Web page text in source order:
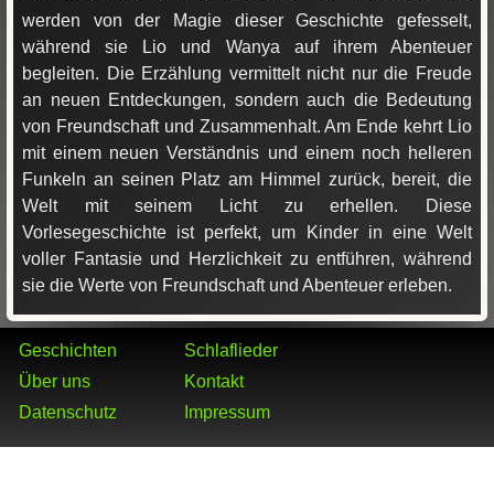
werden von der Magie dieser Geschichte gefesselt,
während sie Lio und Wanya auf ihrem Abenteuer
begleiten. Die Erzählung vermittelt nicht nur die Freude
an neuen Entdeckungen, sondern auch die Bedeutung
von Freundschaft und Zusammenhalt. Am Ende kehrt Lio
mit einem neuen Verständnis und einem noch helleren
Funkeln an seinen Platz am Himmel zurück, bereit, die
Welt mit seinem Licht zu erhellen. Diese
Vorlesegeschichte ist perfekt, um Kinder in eine Welt
voller Fantasie und Herzlichkeit zu entführen, während
sie die Werte von Freundschaft und Abenteuer erleben.
Geschichten
Schlaflieder
Über uns
Kontakt
Datenschutz
Impressum